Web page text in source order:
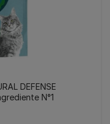
DEFENSE
N°1